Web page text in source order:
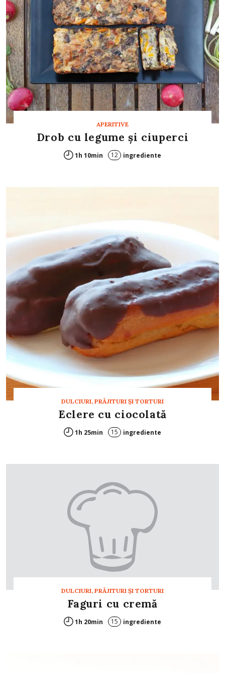
APERITIVE
Drob cu legume și ciuperci
1h 10min 12 ingrediente
DULCIURI, PRĂJITURI ȘI TORTURI
Eclere cu ciocolată
1h 25min 15 ingrediente
DULCIURI, PRĂJITURI ȘI TORTURI
Faguri cu cremă
1h 20min 15 ingrediente